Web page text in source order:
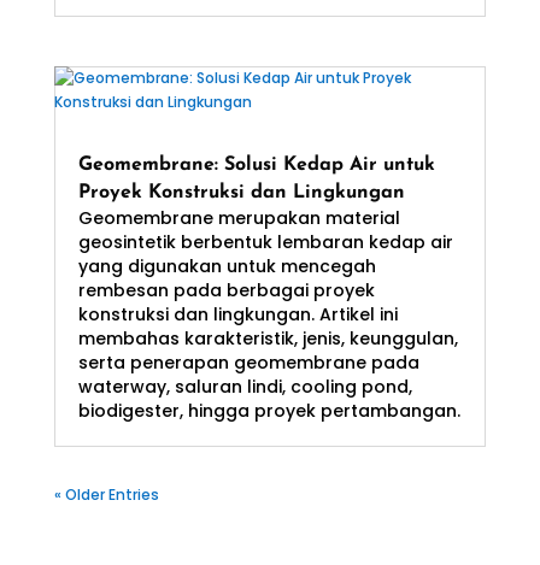
Geomembrane: Solusi Kedap Air untuk
Proyek Konstruksi dan Lingkungan
Geomembrane merupakan material
geosintetik berbentuk lembaran kedap air
yang digunakan untuk mencegah
rembesan pada berbagai proyek
konstruksi dan lingkungan. Artikel ini
membahas karakteristik, jenis, keunggulan,
serta penerapan geomembrane pada
waterway, saluran lindi, cooling pond,
biodigester, hingga proyek pertambangan.
« Older Entries